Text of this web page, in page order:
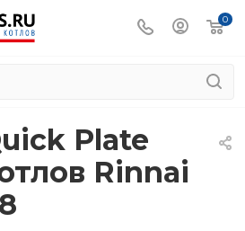
0
Plate
Rinnai